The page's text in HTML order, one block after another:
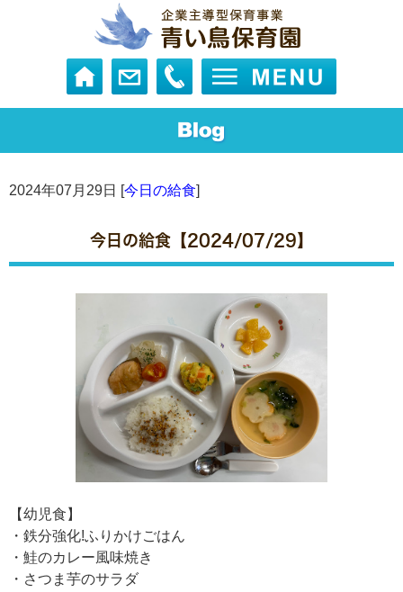
2024年07月29日 [今日の給食]
今日の給食【2024/07/29】
【幼児食】
・鉄分強化!ふりかけごはん
・鮭のカレー風味焼き
・さつま芋のサラダ